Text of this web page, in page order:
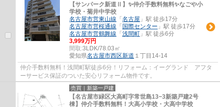
【サンパーク新道Ⅱ】✨️仲介手数料無料✨️なごや小
学校・菊井中学校
名古屋市営東山線 「 名古屋 」駅 徒歩17分
名古屋市営桜通線 「 国際センター 」駅 徒歩17分
名古屋市営鶴舞線 「 浅間町 」駅 徒歩6分
3,999万円
間取:3LDK/78.03㎡
愛知県名古屋市西区新道 １丁目14-14
仲介手数料無料！浅間町駅徒歩6分！リフォーム：イーグランド アフタ
ーサービス保証のついた安心リフォーム物件です。
売買｜新築一戸建
【名古屋市緑区大高町字常世島13−3新築戸建2号
棟】仲介手数料無料！大高小学校・大高中学校